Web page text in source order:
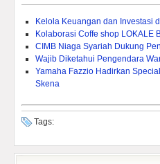
Kelola Keuangan dan Investasi
Kolaborasi Coffe shop LOKALE
CIMB Niaga Syariah Dukung
Wajib Diketahui Pengendara
Yamaha Fazzio Hadirkan
Skena
Tags: